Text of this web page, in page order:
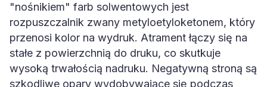
"nośnikiem" farb solwentowych jest
rozpuszczalnik zwany metyloetyloketonem, który
przenosi kolor na wydruk. Atrament łączy się na
stałe z powierzchnią do druku, co skutkuje
wysoką trwałością nadruku. Negatywną stroną są
szkodliwe opary wydobywające się podczas